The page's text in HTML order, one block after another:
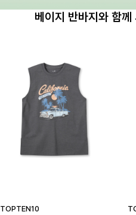
베이지 반바지와 함께
TOPTEN10